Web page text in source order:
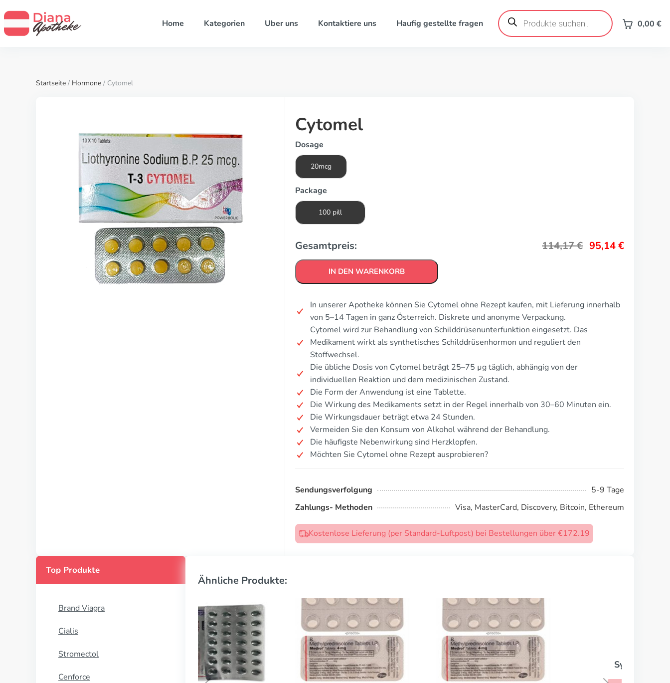
Home Kategorien Uber uns Kontaktiere uns Haufig gestellte fragen
Products
search 0,00 €
Startseite / Hormone / Cytomel
Cytomel
Dosage
20mcg
Package
100 pill
Gesamtpreis: 114,17€ 95,14€
IN DEN WARENKORB
In unserer Apotheke können Sie Cytomel ohne Rezept kaufen, mit Lieferung innerhalb
von 5–14 Tagen in ganz Österreich. Diskrete und anonyme Verpackung.
Cytomel wird zur Behandlung von Schilddrüsenunterfunktion eingesetzt. Das
Medikament wirkt als synthetisches Schilddrüsenhormon und reguliert den
Stoffwechsel.
Die übliche Dosis von Cytomel beträgt 25–75 µg täglich, abhängig von der
individuellen Reaktion und dem medizinischen Zustand.
Die Form der Anwendung ist eine Tablette.
Die Wirkung des Medikaments setzt in der Regel innerhalb von 30–60 Minuten ein.
Die Wirkungsdauer beträgt etwa 24 Stunden.
Vermeiden Sie den Konsum von Alkohol während der Behandlung.
Die häufigste Nebenwirkung sind Herzklopfen.
Möchten Sie Cytomel ohne Rezept ausprobieren?
Sendungsverfolgung
5-9 Tage
Zahlungs- Methoden
Visa, MasterCard, Discovery, Bitcoin, Ethereum
Kostenlose Lieferung (per Standard-Luftpost) bei Bestellungen über €172.19
Top Produkte
Brand Viagra
Cialis
Stromectol
Cenforce
Ähnliche Produkte:
Synthroid